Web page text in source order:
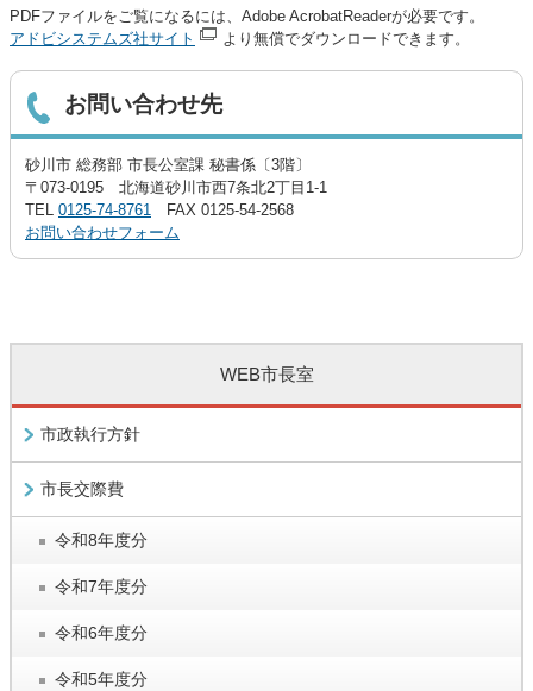
PDFファイルをご覧になるには、Adobe AcrobatReaderが必要です。
アドビシステムズ社サイト
より無償でダウンロードできます。
お問い合わせ先
砂川市 総務部 市長公室課 秘書係〔3階〕
〒073-0195 北海道砂川市西7条北2丁目1-1
TEL 0125-74-8761 FAX 0125-54-2568
お問い合わせフォーム
WEB市長室
市政執行方針
市長交際費
令和8年度分
令和7年度分
令和6年度分
令和5年度分